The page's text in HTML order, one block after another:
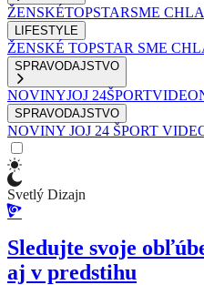
ŽENSKÉTOPSTARSME
LIFESTYLE
ŽENSKÉ TOPSTAR SME
SPRAVODAJSTVO
NOVINYJOJ 24ŠPORT
SPRAVODAJSTVO
NOVINY JOJ 24 ŠPORT
Svetlý Dizajn
Sledujte svoje
aj v predstihu